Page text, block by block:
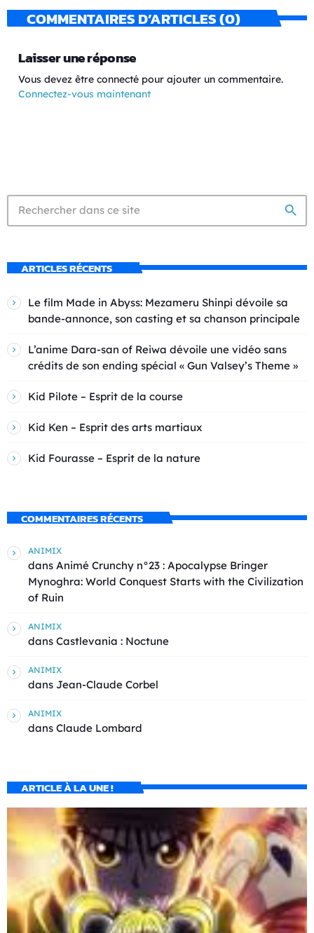
COMMENTAIRES D’ARTICLES (0)
Laisser une réponse
Vous devez être connecté pour ajouter un commentaire.
Connectez-vous maintenant
search
ARTICLES RÉCENTS
Le film Made in Abyss: Mezameru Shinpi dévoile sa
bande-annonce, son casting et sa chanson principale
L’anime Dara-san of Reiwa dévoile une vidéo sans
crédits de son ending spécial « Gun Valsey’s Theme »
Kid Pilote – Esprit de la course
Kid Ken – Esprit des arts martiaux
Kid Fourasse – Esprit de la nature
COMMENTAIRES RÉCENTS
ANIMIX
dans Animé Crunchy n°23 : Apocalypse Bringer
Mynoghra: World Conquest Starts with the Civilization
of Ruin
ANIMIX
dans Castlevania : Noctune
ANIMIX
dans Jean-Claude Corbel
ANIMIX
dans Claude Lombard
ARTICLE À LA UNE !